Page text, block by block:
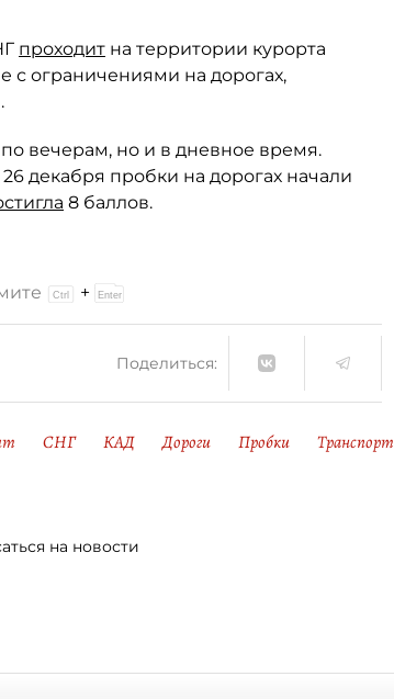
проходит на территории курорта
с ограничениями на дорогах,
вечерам, но и в дневное время.
декабря пробки на дорогах начали
8 баллов.
+
Поделиться:
СНГ КАД Дороги Пробки Транспорт
на новости